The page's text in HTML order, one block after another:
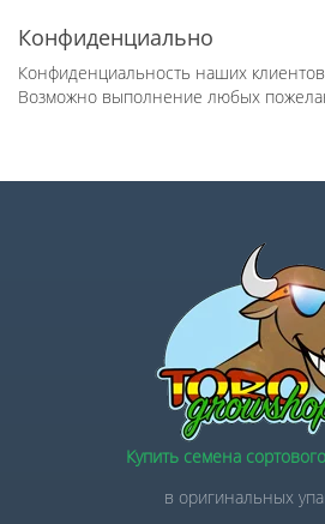
Конфиденциально
Конфиденциальность наших
Возможно выполнение любых
Купить семена
в оригинальных